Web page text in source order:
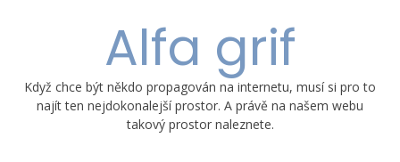
Alfa grif
Když chce být někdo propagován na internetu, musí si pro to
najít ten nejdokonalejší prostor. A právě na našem webu
takový prostor naleznete.